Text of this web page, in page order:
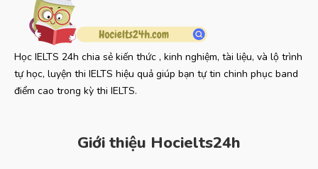
Học IELTS 24h chia sẻ kiến thức , kinh nghiệm, tài liệu, và lộ trình
tự học, luyện thi IELTS hiệu quả giúp bạn tự tin chinh phục band
điểm cao trong kỳ thi IELTS.
Giới thiệu Hocielts24h